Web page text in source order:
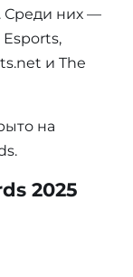
Среди них —
Esports,
и The
на
2025